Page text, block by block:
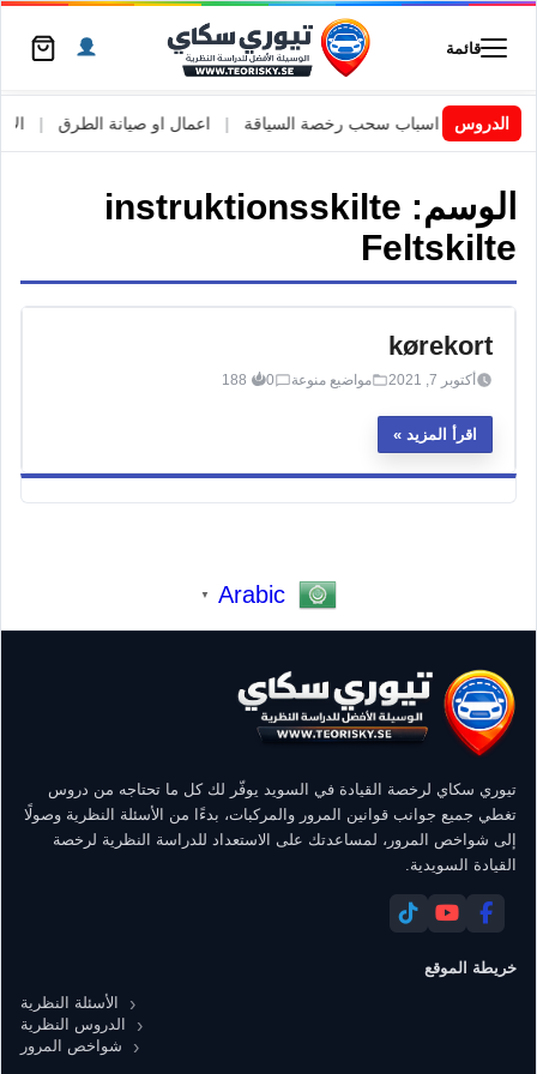
قائمة
الدروس
| اسباب سحب رخصة السياقة اعمال او صيانة الطرق
الوسم: instruktionsskilte
Feltskilte
kørekort
أكتوبر 7, 2021 مواضيع منوعة 0
188
اقرأ المزيد
Arabic
▼
تيوري سكاي لرخصة القيادة في السويد يوفّر لك كل ما تحتاجه من دروس
تغطي جميع جوانب قوانين المرور والمركبات، بدءًا من الأسئلة النظرية وصولًا
إلى شواخص المرور، لمساعدتك على الاستعداد للدراسة النظرية لرخصة
القيادة السويدية.
خريطة الموقع
الأسئلة النظرية
الدروس النظرية
شواخص المرور